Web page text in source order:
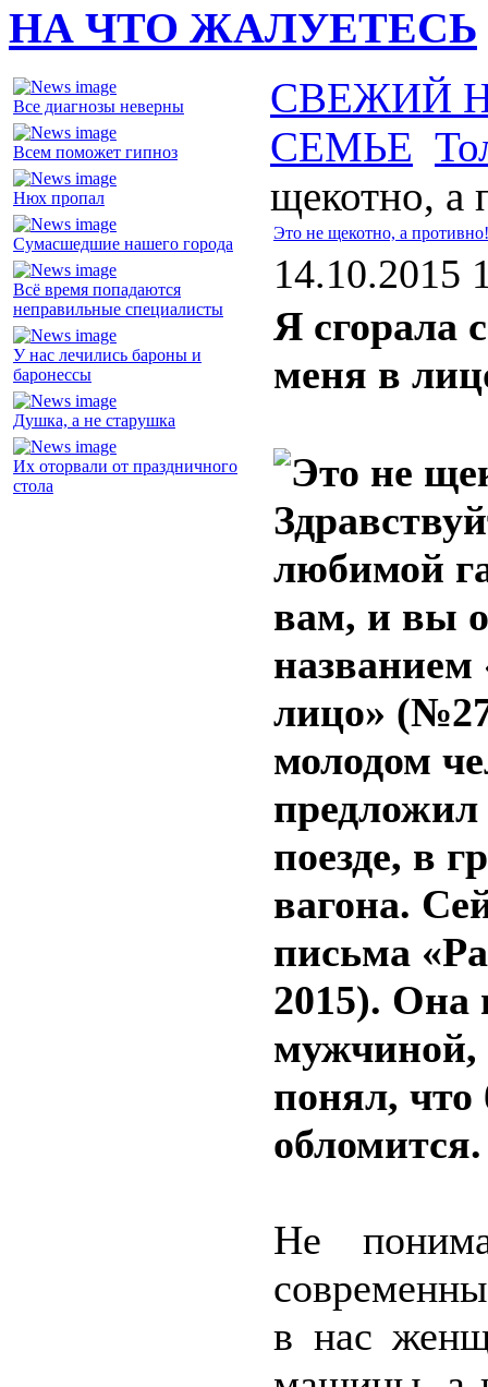
НА ЧТО ЖАЛУЕТЕСЬ
Все диагнозы неверны
Всем поможет гипноз
Нюх пропал
Сумасшедшие нашего города
Всё время попадаются
неправильные специалисты
У нас лечились бароны и
баронессы
Душка, а не старушка
Их оторвали от праздничного
стола
СВЕЖИЙ
СЕМЬЕ
щекотно, а
Это не щекотно, а противно!
14.10.2015
Я сгорала
меня в
любимой
вам, и вы
названием
лицо»
молодом
предложил
поезде, в
вагона.
письма
2015). Она
мужчиной,
понял, что
обломится.
Не
в нас